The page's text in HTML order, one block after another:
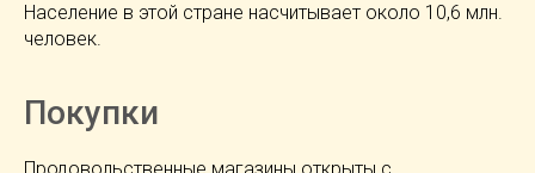
Население в этой стране насчитывает около 10,6 млн.
человек.
Покупки